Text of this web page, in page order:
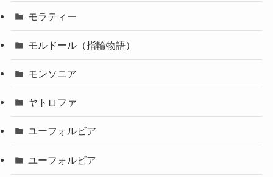
モラティー
モルドール（指輪物語）
モンソニア
ヤトロファ
ユーフォルビア
ユーフォルビア